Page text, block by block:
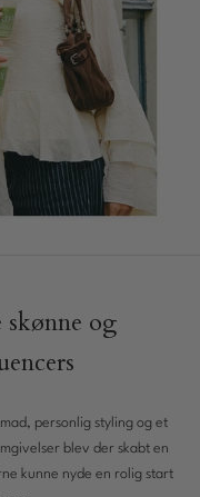
skønne og
personlig styling og et
blev der skabt en
kunne nyde en rolig start